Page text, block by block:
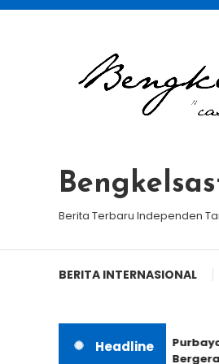
Skip
Berita Terbaru Independen
BERITA INTERNASIONAL
HeadlinePurbaya
Bergerak